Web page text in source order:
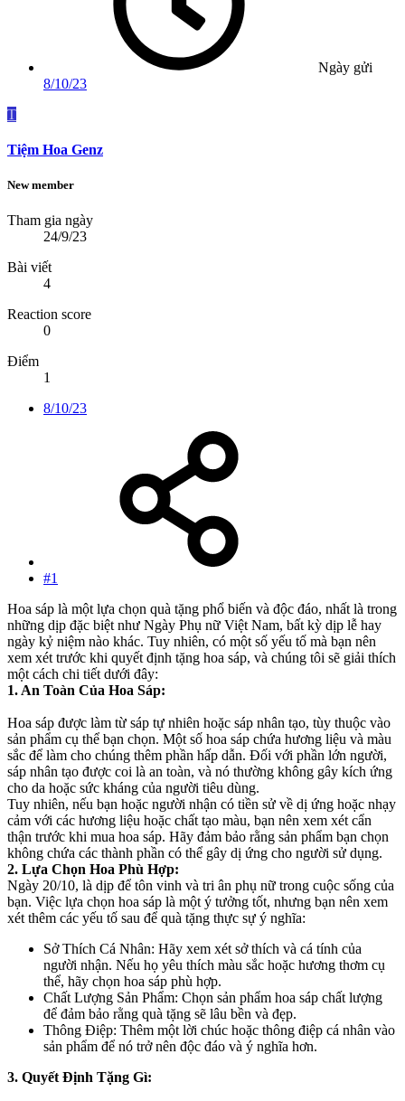
Ngày gửi
8/10/23
T
Tiệm Hoa Genz
New member
Tham gia ngày
24/9/23
Bài viết
4
Reaction score
0
Điểm
1
8/10/23
#1
Hoa sáp là một lựa chọn quà tặng phổ biến và độc đáo, nhất là trong
những dịp đặc biệt như Ngày Phụ nữ Việt Nam, bất kỳ dịp lễ hay
ngày kỷ niệm nào khác. Tuy nhiên, có một số yếu tố mà bạn nên
xem xét trước khi quyết định tặng hoa sáp, và chúng tôi sẽ giải thích
một cách chi tiết dưới đây:
1. An Toàn Của Hoa Sáp:
Hoa sáp được làm từ sáp tự nhiên hoặc sáp nhân tạo, tùy thuộc vào
sản phẩm cụ thể bạn chọn. Một số hoa sáp chứa hương liệu và màu
sắc để làm cho chúng thêm phần hấp dẫn. Đối với phần lớn người,
sáp nhân tạo được coi là an toàn, và nó thường không gây kích ứng
cho da hoặc sức kháng của người tiêu dùng.
Tuy nhiên, nếu bạn hoặc người nhận có tiền sử về dị ứng hoặc nhạy
cảm với các hương liệu hoặc chất tạo màu, bạn nên xem xét cẩn
thận trước khi mua hoa sáp. Hãy đảm bảo rằng sản phẩm bạn chọn
không chứa các thành phần có thể gây dị ứng cho người sử dụng.
2. Lựa Chọn Hoa Phù Hợp:
Ngày 20/10, là dịp để tôn vinh và tri ân phụ nữ trong cuộc sống của
bạn. Việc lựa chọn hoa sáp là một ý tưởng tốt, nhưng bạn nên xem
xét thêm các yếu tố sau để quà tặng thực sự ý nghĩa:
Sở Thích Cá Nhân: Hãy xem xét sở thích và cá tính của
người nhận. Nếu họ yêu thích màu sắc hoặc hương thơm cụ
thể, hãy chọn hoa sáp phù hợp.
Chất Lượng Sản Phẩm: Chọn sản phẩm hoa sáp chất lượng
để đảm bảo rằng quà tặng sẽ lâu bền và đẹp.
Thông Điệp: Thêm một lời chúc hoặc thông điệp cá nhân vào
sản phẩm để nó trở nên độc đáo và ý nghĩa hơn.
3. Quyết Định Tặng Gì: